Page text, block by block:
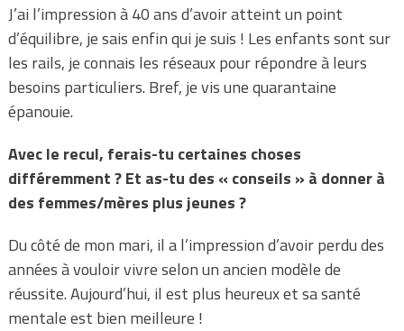
J’ai l’impression à 40 ans d’avoir atteint un point
d’équilibre, je sais enfin qui je suis ! Les enfants sont sur
les rails, je connais les réseaux pour répondre à leurs
besoins particuliers. Bref, je vis une quarantaine
épanouie.
Avec le recul, ferais-tu certaines choses
différemment ? Et as-tu des « conseils » à donner à
des femmes/mères plus jeunes ?
Du côté de mon mari, il a l’impression d’avoir perdu des
années à vouloir vivre selon un ancien modèle de
réussite. Aujourd’hui, il est plus heureux et sa santé
mentale est bien meilleure !